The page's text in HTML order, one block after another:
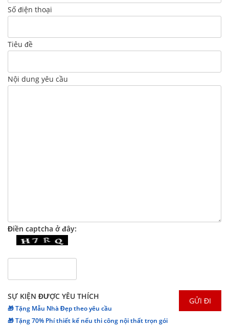
Số điện thoại
Tiêu đề
Nội dung yêu cầu
Điền captcha ở đây:
SỰ KIỆN ĐƯỢC YÊU THÍCH
🎁 Tặng Mẫu Nhà Đẹp theo yêu cầu
🎁 Tặng 70% Phí thiết kế nếu thi công nội thất trọn gói